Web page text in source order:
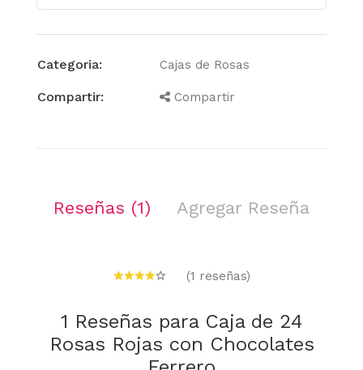
Categoria: Cajas de Rosas
Compartir: Compartir
Reseñas (1) Agregar Reseña
(1 reseñas)
1 Reseñas para Caja de 24
Rosas Rojas con Chocolates